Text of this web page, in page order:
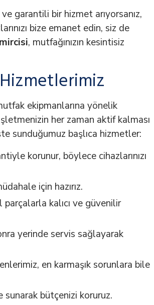
garantili bir hizmet arıyorsanız,
bize emanet edin, siz de
, mutfağınızın kesintisiz
ekipmanlarına yönelik
her zaman aktif kalması
sunduğumuz başlıca hizmetler:
korunur, böylece cihazlarınızı
için hazırız.
kalıcı ve güvenilir
yerinde servis sağlayarak
en karmaşık sorunlara bile
bütçenizi koruruz.